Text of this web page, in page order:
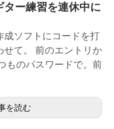
ー練習を連休中に
成ソフトにコードを打
せて。 前のエントリか
ものパスワードで。前
を読む